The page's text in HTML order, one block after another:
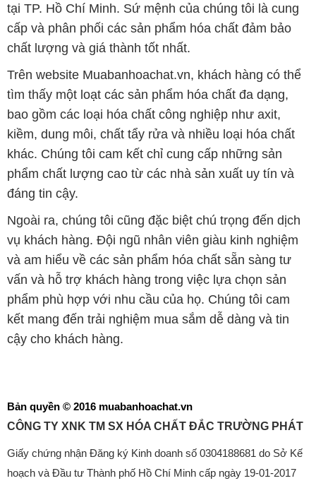
tại TP. Hồ Chí Minh. Sứ mệnh của chúng tôi là cung
cấp và phân phối các sản phẩm hóa chất đảm bảo
chất lượng và giá thành tốt nhất.
Trên website Muabanhoachat.vn, khách hàng có thể
tìm thấy một loạt các sản phẩm hóa chất đa dạng,
bao gồm các loại hóa chất công nghiệp như axit,
kiềm, dung môi, chất tẩy rửa và nhiều loại hóa chất
khác. Chúng tôi cam kết chỉ cung cấp những sản
phẩm chất lượng cao từ các nhà sản xuất uy tín và
đáng tin cậy.
Ngoài ra, chúng tôi cũng đặc biệt chú trọng đến dịch
vụ khách hàng. Đội ngũ nhân viên giàu kinh nghiệm
và am hiểu về các sản phẩm hóa chất sẵn sàng tư
vấn và hỗ trợ khách hàng trong việc lựa chọn sản
phẩm phù hợp với nhu cầu của họ. Chúng tôi cam
kết mang đến trải nghiệm mua sắm dễ dàng và tin
cậy cho khách hàng.
Bản quyền © 2016 muabanhoachat.vn
CÔNG TY XNK TM SX HÓA CHẤT ĐẮC TRƯỜNG PHÁT
Giấy chứng nhận Đăng ký Kinh doanh số 0304188681 do Sở Kế
hoạch và Đầu tư Thành phố Hồ Chí Minh cấp ngày 19-01-2017